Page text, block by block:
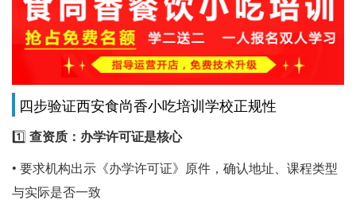
四步验证西安食尚香小吃培训学校正规性
1️⃣ 查资质：办学许可证是核心
• 要求机构出示《办学许可证》原件，确认地址、课程类型
与实际是否一致